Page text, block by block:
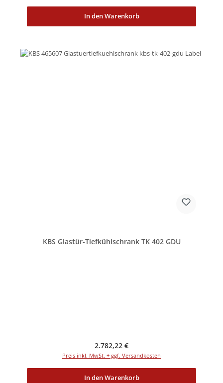
In den Warenkorb
KBS Glastür-Tiefkühlschrank TK 402 GDU
Regulärer Preis:
2.782,22 €
Preis inkl. MwSt. + ggf. Versandkosten
In den Warenkorb